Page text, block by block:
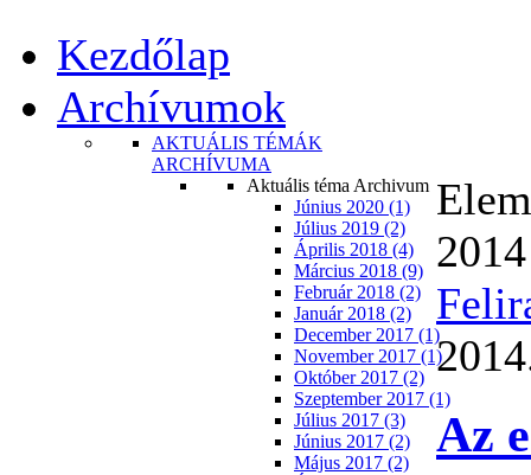
Kezdőlap
Archívumok
AKTUÁLIS TÉMÁK
ARCHÍVUMA
Aktuális téma Archivum
Június 2020 (1)
Július 2019 (2)
Április 2018 (4)
Március 2018 (9)
Február 2018 (2)
Január 2018 (2)
December 2017 (1)
November 2017 (1)
Október 2017 (2)
Szeptember 2017 (1)
Július 2017 (3)
Június 2017 (2)
Május 2017 (2)
2014
Az